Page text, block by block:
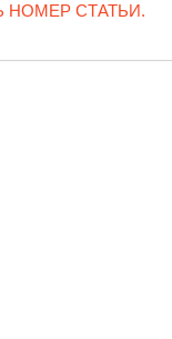
НОМЕР СТАТЬИ.